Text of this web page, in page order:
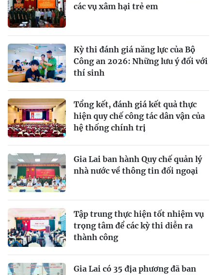
các vụ xâm hại trẻ em
Kỳ thi đánh giá năng lực của Bộ
Công an 2026: Những lưu ý đối với
thí sinh
Tổng kết, đánh giá kết quả thực
hiện quy chế công tác dân vận của
hệ thống chính trị
Gia Lai ban hành Quy chế quản lý
nhà nước về thông tin đối ngoại
Tập trung thực hiện tốt nhiệm vụ
trọng tâm để các kỳ thi diễn ra
thành công
Gia Lai có 35 địa phương đã ban